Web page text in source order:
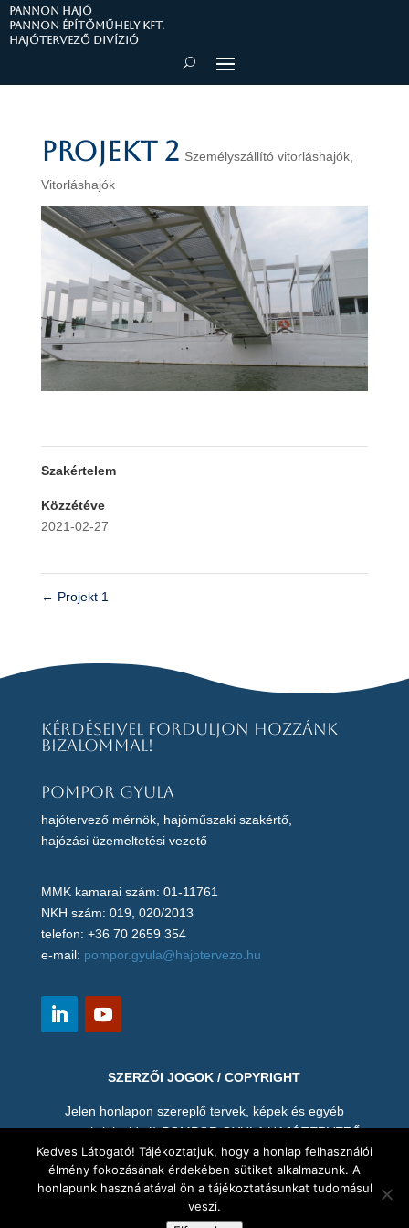
PANNON HAJÓ
Pannon Építőműhely Kft.
Hajótervező divízió
Projekt 2 Személyszállító vitorláshajók,
Vitorláshajók
Szakértelem
Közzétéve
2021-02-27
← Projekt 1
Kérdéseivel forduljon hozzánk
bizalommal!
Pompor Gyula
hajótervező mérnök, hajóműszaki szakértő,
hajózási üzemeltetési vezető
MMK kamarai szám: 01-11761
NKH szám: 019, 020/2013
telefon: +36 70 2659 354
e-mail: pompor.gyula@hajotervezo.hu
SZERZŐI JOGOK / COPYRIGHT
Jelen honlapon szereplő tervek, képek és egyéb
anyagok (pl. videó) POMPOR GYULA HAJÓTERVEZŐ
MÉRNÖK szellemi tulajdonát képezik, így hozzájárulása
nélkül tilos annak mentése, másolása, vagy bármi nemű
felhasználása. A terveket és valamennyi mellékletet a
megrendelő is csak az előírt célra használhatja.
Kedves Látogató! Tájékoztatjuk, hogy a honlap felhasználói
élmény fokozásának érdekében sütiket alkalmazunk. A
honlapunk használatával ön a tájékoztatásunkat tudomásul
veszi.